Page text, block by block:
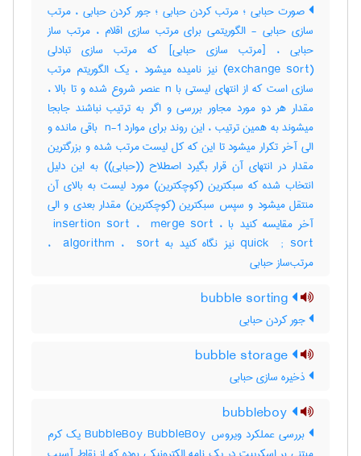
صورت حبابی ؛ مرتب کردن حبابی ؛ جور کردن حبابی ، مرتب
سازی حبابی - الگوریتمی برای مرتب سازی اقلام ، مرتب ساز
حبابی ، [مرتب سازی حبابی] که مرتب سازی تبادلی
(‎exchange sort) نیز نامیده میشود ، یک الگوریتم مرتب
سازی است که از انتهای لیستی با ‎n عنصر شروع شده و تا بالا ،
مقدار هر دو مورد مجاور بررسی و اگر به ترتیب نباشند جابجا
میشوند به همین ترتیب ، این روند برای موارد ‎ n-1 باقی مانده و
الی آخر تکرار میشود تا این که کل لیست مرتب شده و بزرگترین
مقدار در انتهای آن قرار بگیرد اصطلاح ((حبابی)) به این دلیل
انتخاب شده که سبکترین (کوچکترین) مورد لیست به بالای آن
منتقل میشود و سپس سبکترین (کوچکترین) مقدار بعدی و الی
آخر مقایسه کنید با ‎ insertion sort ، ‎ merge sort ،
‎quick ‎ ; sort نیز نگاه کنید به ‎ algorithm ، ‎ sort ،
مرتب‌ساز حبابی
جور کردن حبابی
ذخیره سازی حبابی
بررسی عملکرد ویروس BubbleBoy BubbleBoy یک کرم